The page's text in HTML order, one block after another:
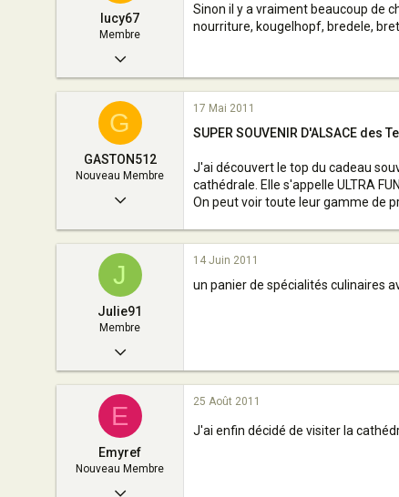
lucy67
Membre
29 Avril 2010
5
Strasbourg
Sinon il y a vraiment beaucoup de
nourriture, kougelhopf, bredele,
G
GASTON512
Nouveau Membre
17 Mai 2011
France
17 Mai 2011
SUPER SOUVENIR D'ALSACE des
J'ai découvert le top du cadeau
cathédrale. Elle s'appelle ULTRA
On peut voir toute leur gamme de
J
Julie91
Membre
22 Mars 2011
20
Cologne
14 Juin 2011
un panier de spécialités culinaires
E
Emyref
Nouveau Membre
25 Août 2011
25 Août 2011
J'ai enfin décidé de visiter la